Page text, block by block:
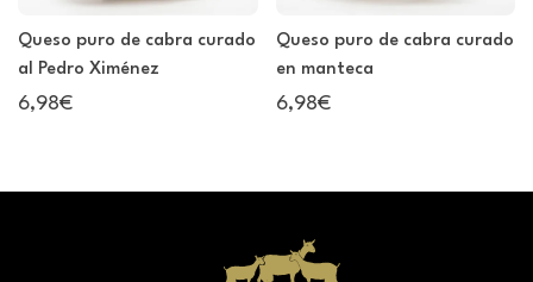
Queso puro de cabra curado
al Pedro Ximénez
6,98€
Queso puro de cabra curado
en manteca
6,98€